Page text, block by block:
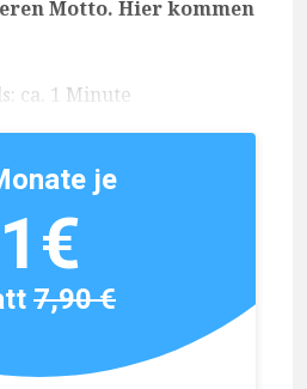
Motto. Hier kommen
ca. 1 Minute
je
1€
7,90 €